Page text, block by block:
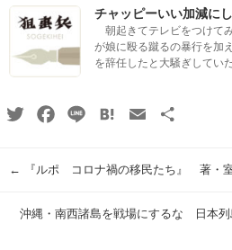
チャッピーいい加減にし
朝起きてテレビをつけて
が娘に殴る蹴るの暴行を加
を辞任したと大騒ぎしてい
TwitterFacebook
Line HatenaEmail
← 『ルポ コロナ禍の移民たち』 著・
沖縄・南西諸島を戦場にするな 日本